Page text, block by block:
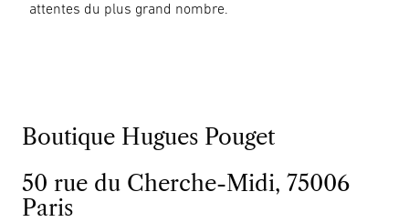
attentes du plus grand nombre.
Boutique Hugues Pouget
50 rue du Cherche-Midi, 75006
Paris